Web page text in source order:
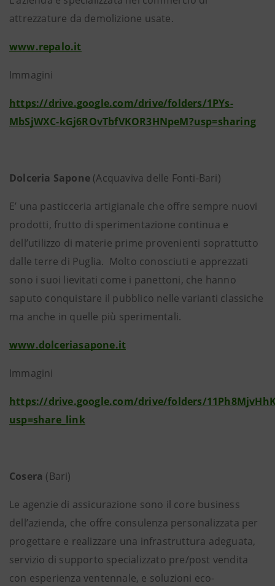
attrezzature da demolizione usate.
www.repalo.it
Immagini
https://drive.google.com/drive/folders/1PYs-
MbSjWXC-kGj6ROvTbfVKOR3HNpeM?usp=sharing
Dolceria Sapone (Acquaviva delle Fonti-Bari)
E’ una pasticceria artigianale che offre sempre nuovi
prodotti, frutto di sperimentazione continua e
dell’utilizzo di materie prime provenienti soprattutto
dalle terre di Puglia. Molto conosciuti e apprezzati
sono i suoi lievitati come i panettoni, che hanno
saputo conquistare il pubblico nelle varianti classiche
ma anche in quelle più sperimentali.
www.dolceriasapone.it
Immagini
https://drive.google.com/drive/folders/
usp=share_link
Cosera (Bari)
Le agenzie di assicurazione sono il core business
dell’azienda, che offre consulenza personalizzata per
progettare e realizzare una infrastruttura adeguata,
servizio di supporto specializzato pre/post vendita
con esperienza ventennale, e soluzioni eco-